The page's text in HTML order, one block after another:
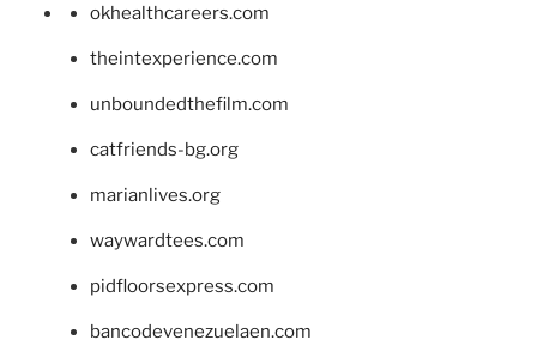
okhealthcareers.com
theintexperience.com
unboundedthefilm.com
catfriends-bg.org
marianlives.org
waywardtees.com
pidfloorsexpress.com
bancodevenezuelaen.com